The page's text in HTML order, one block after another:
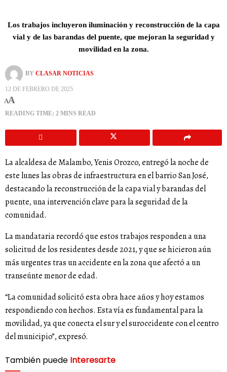
Los trabajos incluyeron iluminación y reconstrucción de la capa
vial y de las barandas del puente, que mejoran la seguridad y
movilidad en la zona.
BY CLASAR NOTICIAS
12 DE FEBRERO DE 2025
AA
READING TIME: 2 MINS READ
La alcaldesa de Malambo, Yenis Orozco, entregó la noche de
este lunes las obras de infraestructura en el barrio San José,
destacando la reconstrucción de la capa vial y barandas del
puente, una intervención clave para la seguridad de la
comunidad.
La mandataria recordó que estos trabajos responden a una
solicitud de los residentes desde 2021, y que se hicieron aún
más urgentes tras un accidente en la zona que afectó a un
transeúnte menor de edad.
“La comunidad solicitó esta obra hace años y hoy estamos
respondiendo con hechos. Esta vía es fundamental para la
movilidad, ya que conecta el sur y el suroccidente con el centro
del municipio”, expresó.
También puede Interesarte